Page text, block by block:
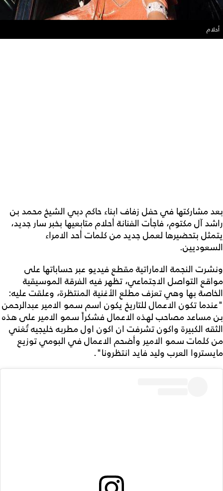
أحلام
بعد مشاركتها في حفل زفاف ابناء حاكم دبي الشيخ محمد بن
راشد آل مكتوم، فاجأت الفنانة أحلام متابعيها بخبر سار جديد،
يتمثل بتحضيرها لعمل جديد من كلمات أحد الامراء
السعوديين.
ونشرت النجمة الاماراتية مقطع فيديو عبر حساباتها على
مواقع التواصل الاجتماعي، تظهر فيه الفرقة الموسيقية
الخاصة بها وهي تعزف مطلع الأغنية المنتظرة، وعلقت عليه:
"عندما تكون الاعمال للتاريخ يكون اسم سمو الامير عبدالرحمن
بن مساعد مصاحب لهذه الاعمال فشكراً سمو الامير على هذه
الثقه الكبيرة واكون تشرفت ان اكون اول مطربه خليجيه تُغني
من كلمات سمو الامير وأضحم الاعمال في البومي توزيع
مايستروا العرب وليد فايد انتظرونا".